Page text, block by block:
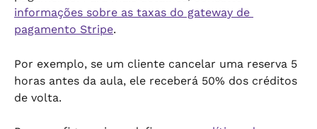
informações sobre as taxas do gateway de
pagamento Stripe.
Por exemplo, se um cliente cancelar uma reserva 5
horas antes da aula, ele receberá 50% dos créditos
de volta.